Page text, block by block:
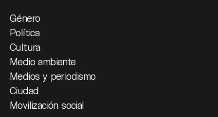
Género
Política
Cultura
Medio ambiente
Medios y periodismo
Ciudad
Movilización social